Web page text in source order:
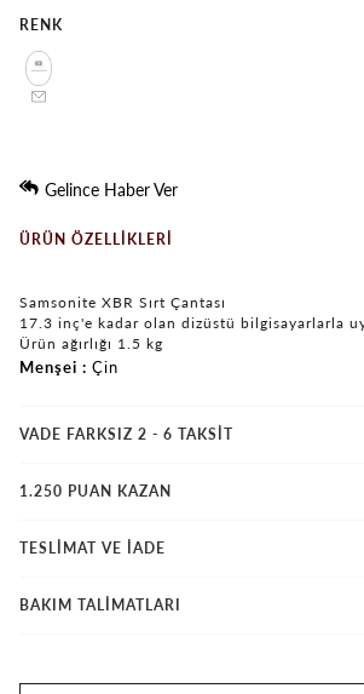
RENK
Gelince Haber Ver
ÜRÜN ÖZELLIKLERI
Samsonite XBR Sırt Çantası
17.3 inç'e kadar olan dizüstü bilgisayarlarla
Ürün ağırlığı 1.5 kg
Menşei Çin
VADE FARKSIZ 2 - 6 TAKSIT
1.250 PUAN KAZAN
TESLİMAT VE İADE
BAKIM TALİMATLARI